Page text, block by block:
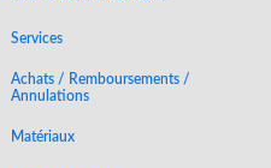
Services
Achats / Remboursements /
Annulations
Matériaux